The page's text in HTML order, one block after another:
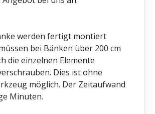
werden fertigt montiert
bei Bänken über 200 cm
die einzelnen Elemente
Dies ist ohne
möglich. Der Zeitaufwand
Minuten.